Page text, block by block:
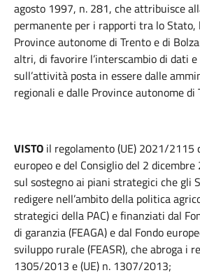
agosto 1997, n. 281, che attribuisce
permanente per i rapporti tra lo Stato,
Province autonome di Trento e di
altri, di favorire l’interscambio di dati
sull’attività posta in essere dalle
regionali e dalle Province autonome di
VISTO il regolamento (UE) 2021/2115
europeo e del Consiglio del 2
sul sostegno ai piani strategici che gli
redigere nell’ambito della politica
strategici della PAC) e finanziati dal
di garanzia (FEAGA) e dal Fondo
sviluppo rurale (FEASR), che abroga i
1305/2013 e (UE) n. 1307/2013;